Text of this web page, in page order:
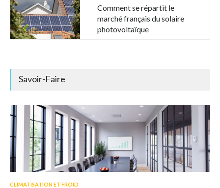
Comment se répartit le
marché français du solaire
photovoltaïque
Savoir-Faire
CLIMATISATION ET FROID